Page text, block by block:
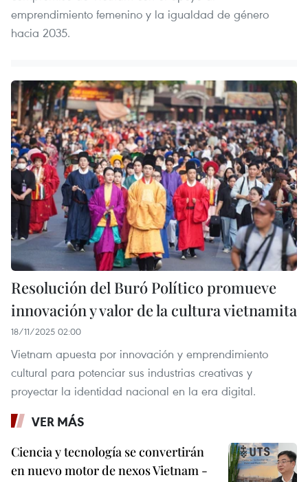
emprendimiento femenino y la igualdad de género
hacia 2035.
Resolución del Buró Político promueve
innovación y valor de la cultura vietnamita
18/11/2025 02:00
Vietnam apuesta por innovación y emprendimiento
cultural para potenciar sus industrias creativas y
proyectar la identidad nacional en la era digital.
VER MÁS
Ciencia y tecnología se convertirán
en nuevo motor de nexos Vietnam -